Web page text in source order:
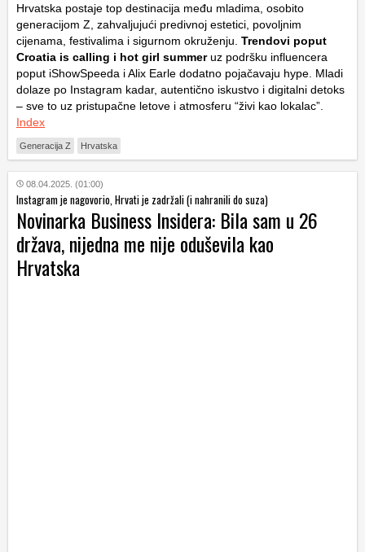
Hrvatska postaje top destinacija među mladima, osobito
generacijom Z, zahvaljujući predivnoj estetici, povoljnim
cijenama, festivalima i sigurnom okruženju. Trendovi poput
Croatia is calling i hot girl summeruz podršku influencera
poput iShowSpeeda i Alix Earle dodatno pojačavaju hype. Mladi
dolaze po Instagram kadar, autentično iskustvo i digitalni detoks
– sve to uz pristupačne letove i atmosferu “živi kao lokalac”.
Index
Generacija Z Hrvatska
08.04.2025. (01:00)
Instagram je nagovorio, Hrvati je zadržali (i nahranili do suza)
Novinarka Business Insidera: Bila sam u 26
država, nijedna me nije oduševila kao
Hrvatska